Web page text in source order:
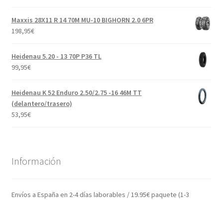
Maxxis 28X11 R 14 70M MU-10 BIGHORN 2.0 6PR
198,95€
Heidenau 5.20 - 13 70P P36 TL
99,95€
Heidenau K 52 Enduro 2.50/2.75 -16 46M TT
(delantero/trasero)
53,95€
Información
Envíos a España en 2-4 días laborables / 19.95€ paquete (1-3